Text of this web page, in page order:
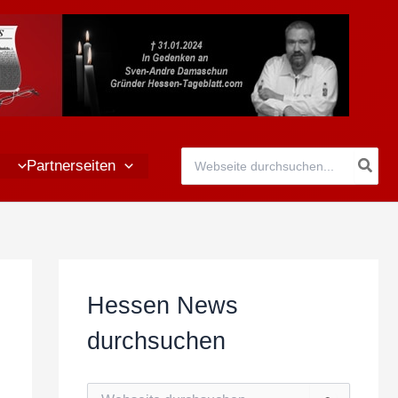
Partnerseiten
for:
Hessen News
durchsuchen